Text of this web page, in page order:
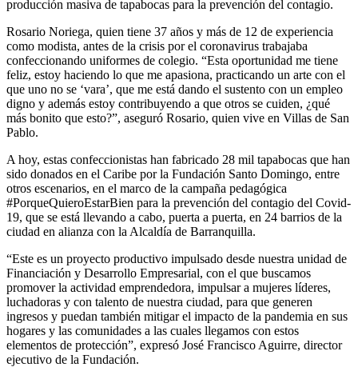
producción masiva de tapabocas para la prevención del contagio.
Rosario Noriega, quien tiene 37 años y más de 12 de experiencia
como modista, antes de la crisis por el coronavirus trabajaba
confeccionando uniformes de colegio. “Esta oportunidad me tiene
feliz, estoy haciendo lo que me apasiona, practicando un arte con el
que uno no se ‘vara’, que me está dando el sustento con un empleo
digno y además estoy contribuyendo a que otros se cuiden, ¿qué
más bonito que esto?”, aseguró Rosario, quien vive en Villas de San
Pablo.
A hoy, estas confeccionistas han fabricado 28 mil tapabocas que han
sido donados en el Caribe por la Fundación Santo Domingo, entre
otros escenarios, en el marco de la campaña pedagógica
#PorqueQuieroEstarBien para la prevención del contagio del Covid-
19, que se está llevando a cabo, puerta a puerta, en 24 barrios de la
ciudad en alianza con la Alcaldía de Barranquilla.
“Este es un proyecto productivo impulsado desde nuestra unidad de
Financiación y Desarrollo Empresarial, con el que buscamos
promover la actividad emprendedora, impulsar a mujeres líderes,
luchadoras y con talento de nuestra ciudad, para que generen
ingresos y puedan también mitigar el impacto de la pandemia en sus
hogares y las comunidades a las cuales llegamos con estos
elementos de protección”, expresó José Francisco Aguirre, director
ejecutivo de la Fundación.